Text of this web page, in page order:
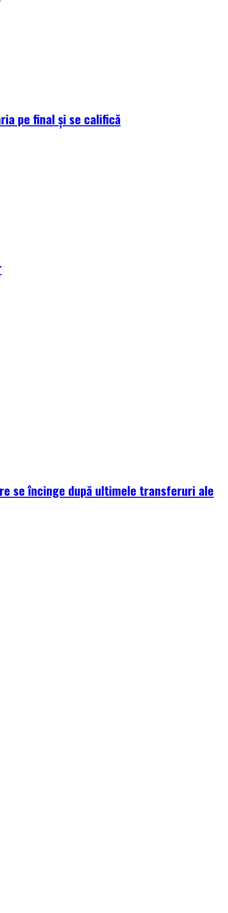
pe final și se califică
se încinge după ultimele transferuri ale